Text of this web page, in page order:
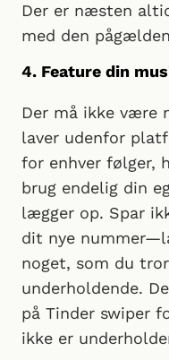
Der er næsten
med den
4. Feature din
Der må ikke være
laver udenfor
for enhver følger,
brug endelig din
lægger op. Spar
dit nye
noget, som du
underholdende.
på Tinder swiper
ikke er